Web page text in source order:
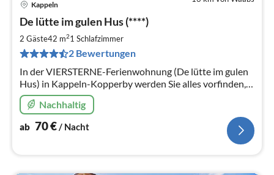
Kappeln
De lütte im gulen Hus (****)
2 Gäste42 m21 Schlafzimmer
2 Bewertungen
In der VIERSTERNE-Ferienwohnung (De lütte im gulen
Hus) in Kappeln-Kopperby werden Sie alles vorfinden,
um einen rundherum gelungenen Urlaub zu verbringen.
Nachhaltig
ab 70€ / Nacht